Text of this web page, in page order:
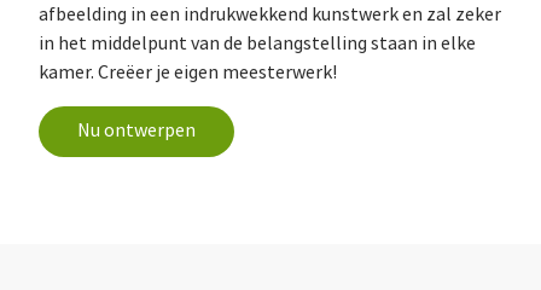
afbeelding in een indrukwekkend kunstwerk en zal zeker
in het middelpunt van de belangstelling staan in elke
kamer. Creëer je eigen meesterwerk!
Nu ontwerpen